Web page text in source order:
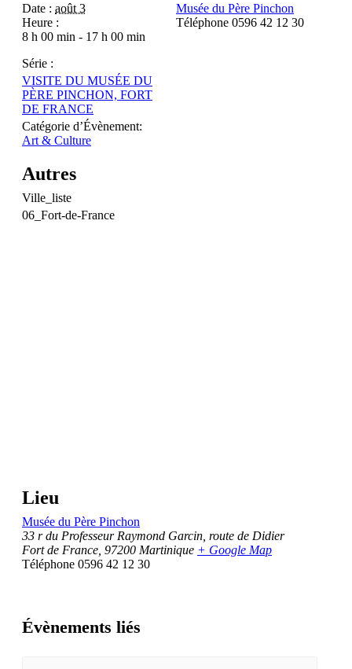
Date : août 3
Heure :
8 h 00 min - 17 h 00 min
Série :
VISITE DU MUSÉE DU
PÈRE PINCHON, FORT
DE FRANCE
Catégorie d’Évènement:
Art & Culture
Musée du Père Pinchon
Téléphone 0596 42 12 30
Autres
Ville_liste
06_Fort-de-France
Lieu
Musée du Père Pinchon
33 r du Professeur Raymond Garcin, route de Didier
Fort de France 97200 Martinique + Google Map
Téléphone 0596 42 12 30
Évènements liés